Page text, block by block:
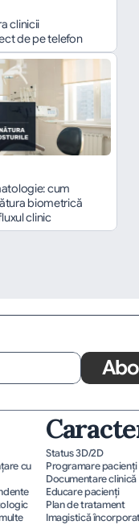
clinicii
de pe telefon
cum
biometrică
clinic
cu
Status 3D/2D
Programare pacienţi
Documentare clinică
Educare pacienţi
Plan de tratament
Imagistică